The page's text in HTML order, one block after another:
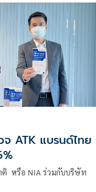
THAILAND EXPO 2022)
the World เชื่อมเรา
ATK แบรนด์ไทย
ติ หรือ NIA ร่วมกับบริษัท